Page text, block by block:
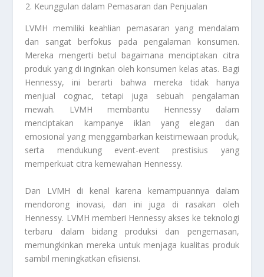
Keunggulan dalam Pemasaran dan Penjualan
LVMH memiliki keahlian pemasaran yang mendalam
dan sangat berfokus pada pengalaman konsumen.
Mereka mengerti betul bagaimana menciptakan citra
produk yang di inginkan oleh konsumen kelas atas. Bagi
Hennessy, ini berarti bahwa mereka tidak hanya
menjual cognac, tetapi juga sebuah pengalaman
mewah. LVMH membantu Hennessy dalam
menciptakan kampanye iklan yang elegan dan
emosional yang menggambarkan keistimewaan produk,
serta mendukung event-event prestisius yang
memperkuat citra kemewahan Hennessy.
Dan LVMH di kenal karena kemampuannya dalam
mendorong inovasi, dan ini juga di rasakan oleh
Hennessy. LVMH memberi Hennessy akses ke teknologi
terbaru dalam bidang produksi dan pengemasan,
memungkinkan mereka untuk menjaga kualitas produk
sambil meningkatkan efisiensi.